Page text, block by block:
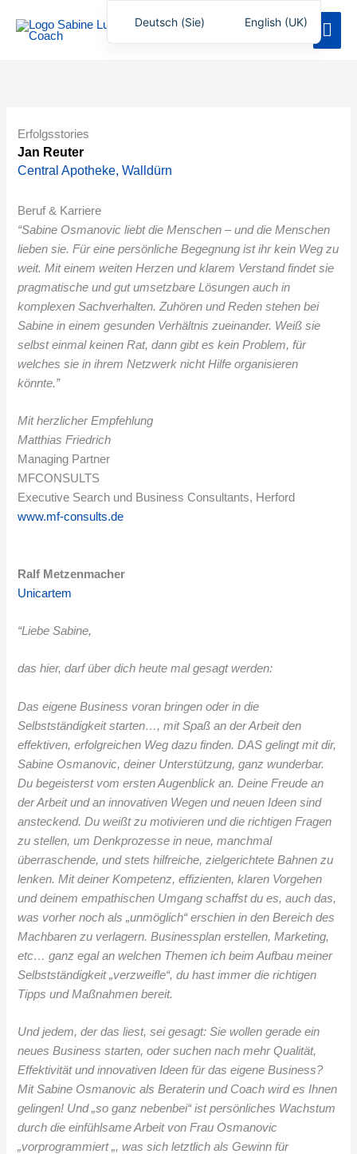
Inhalt
Erfolgsstories
Jan Reuter
Central Apotheke, Walldürn
Beruf & Karriere
“Sabine Osmanovic liebt die Menschen – und die Menschen
lieben sie. Für eine persönliche Begegnung ist ihr kein Weg zu
weit. Mit einem weiten Herzen und klarem Verstand findet sie
pragmatische und gut umsetzbare Lösungen auch in
komplexen Sachverhalten. Zuhören und Reden stehen bei
Sabine in einem gesunden Verhältnis zueinander. Weiß sie
selbst einmal keinen Rat, dann gibt es kein Problem, für
welches sie in ihrem Netzwerk nicht Hilfe organisieren
könnte.”
Mit herzlicher Empfehlung
Matthias Friedrich
Managing Partner
MFCONSULTS
Executive Search und Business Consultants, Herford
www.mf-consults.de
Ralf Metzenmacher
Unicartem
“Liebe Sabine,
das hier, darf über dich heute mal gesagt werden:
Das eigene Business voran bringen oder in die
Selbstständigkeit starten…, mit Spaß an der Arbeit den
effektiven, erfolgreichen Weg dazu finden. DAS gelingt mit dir,
Sabine Osmanovic, deiner Unterstützung, ganz wunderbar.
Du begeisterst vom ersten Augenblick an. Deine Freude an
der Arbeit und an innovativen Wegen und neuen Ideen sind
ansteckend. Du weißt zu motivieren und die richtigen Fragen
zu stellen, um Denkprozesse in neue, manchmal
überraschende, und stets hilfreiche, zielgerichtete Bahnen zu
lenken. Mit deiner Kompetenz, effizienten, klaren Vorgehen
und deinem empathischen Umgang schaffst du es, auch das,
was vorher noch als „unmöglich“ erschien in den Bereich des
Machbaren zu verlagern. Businessplan erstellen, Marketing,
etc… ganz egal an welchen Themen ich beim Aufbau meiner
Selbstständigkeit „verzweifle“, du hast immer die richtigen
Tipps und Maßnahmen bereit.
Und jedem, der das liest, sei gesagt: Sie wollen gerade ein
neues Business starten, oder suchen nach mehr Qualität,
Effektivität und innovativen Ideen für das eigene Business?
Mit Sabine Osmanovic als Beraterin und Coach wird es Ihnen
gelingen! Und „so ganz nebenbei“ ist persönliches Wachstum
durch die einfühlsame Arbeit von Frau Osmanovic
„vorprogrammiert „, was sich letztlich als Gewinn für
Deutsch (Sie) English (UK)